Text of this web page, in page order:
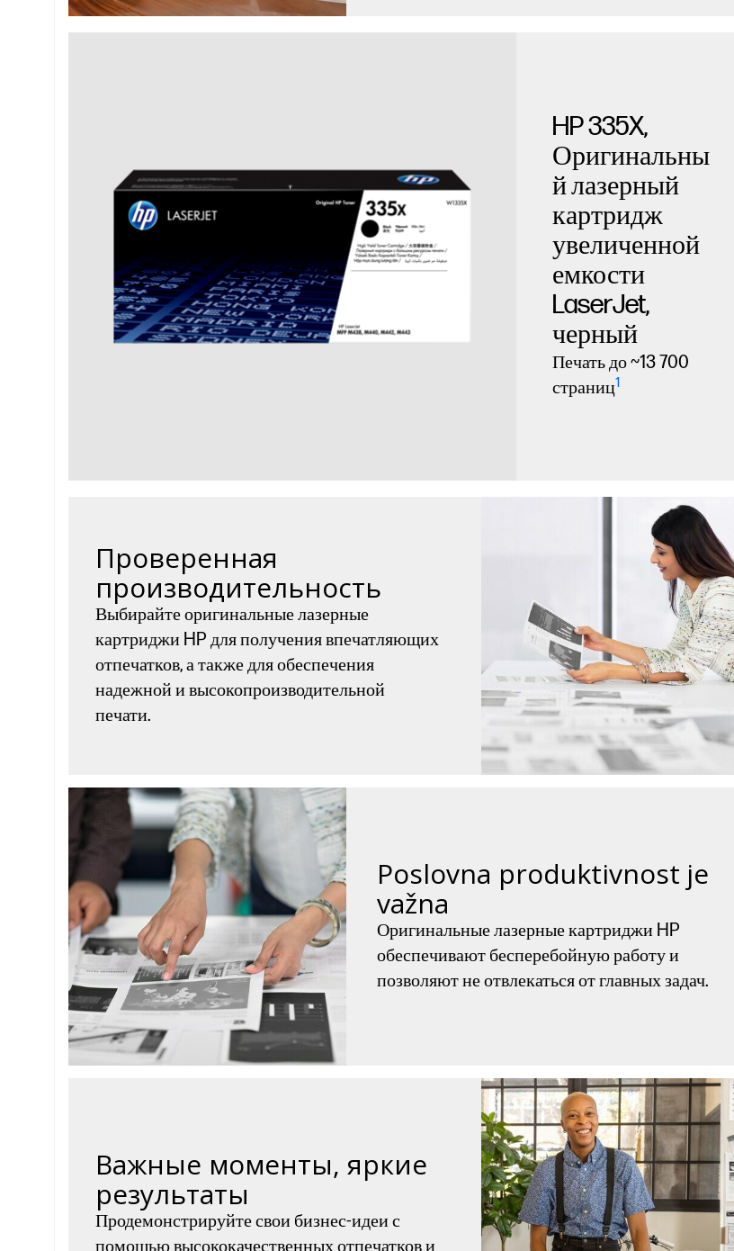
HP 335X,
Оригинальны
й лазерный
картридж
увеличенной
емкости
LaserJet,
черный
Печать до ~13 700
страниц1
Проверенная
производительность
Выбирайте оригинальные лазерные
картриджи HP для получения впечатляющих
отпечатков, а также для обеспечения
надежной и высокопроизводительной
печати.
Poslovna produktivnost je
važna
Оригинальные лазерные картриджи HP
обеспечивают бесперебойную работу и
позволяют не отвлекаться от главных задач.
Важные моменты, яркие
результаты
Продемонстрируйте свои бизнес-идеи с
помощью высококачественных отпечатков и